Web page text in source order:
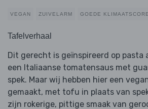
VEGAN ZUIVELARM GOEDE KLIMAATSCORE
Tafelverhaal
Dit gerecht is geïnspireerd op pasta
een Italiaanse tomatensaus met
spek. Maar wij hebben hier een
gemaakt, met tofu in plaats van
zijn rokerige, pittige smaak van